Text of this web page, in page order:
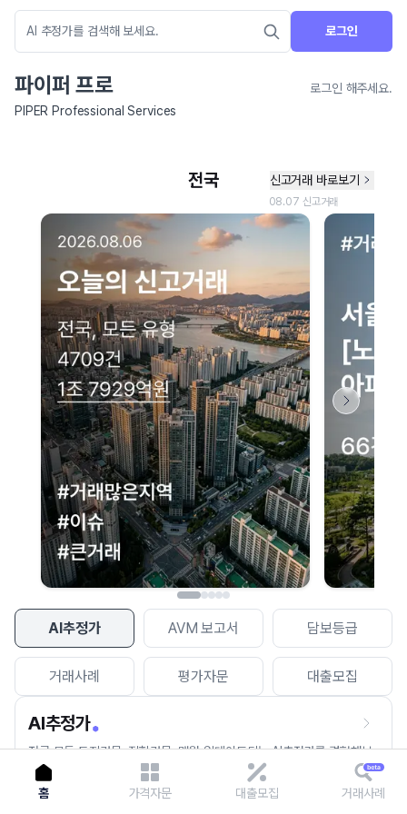
로그인
파이퍼 프로
로그인 해주세요.
PIPER Professional Services
AI추정가 AVM 보고서 담보등급
거래사례 평가자문 대출모집
AI추정가
전국 모든 토지건물, 집합건물, 매월 업데이트되는 AI추정가를 경험해보
세요.
네이버 지도 연결 안내
현재 네이버 지도 연결이 원활하지 않아 지도를 불러올 수 없습니다.
이용에 불편을 드려 죄송합니다.
다시 시도
홈 가격자문 대출모집 거래사례